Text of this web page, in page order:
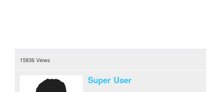
15836 Views
Super User